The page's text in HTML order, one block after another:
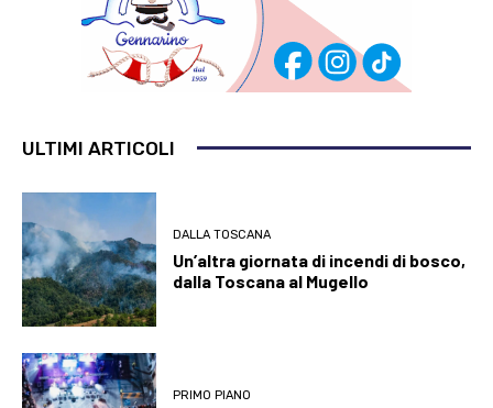
ULTIMI ARTICOLI
DALLA TOSCANA
Un’altra giornata di incendi di bosco,
dalla Toscana al Mugello
PRIMO PIANO